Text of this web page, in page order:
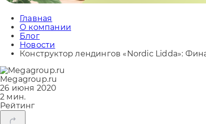
Главная
О компании
Блог
Новости
Конструктор лендингов «Nordic Lidda»:
Megagroup.ru
26 июня 2020
2 мин.
Рейтинг